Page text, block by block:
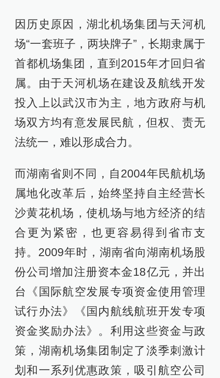
因历史原因，湖北机场集团与天河机
场“一套班子，两块牌子”，长期隶属于
首都机场集团，直到2015年才回归省
属。由于天河机场在建设及航线开发
投入上以武汉市为主，地方政府与机
场双方均有意发展民航，但权、责无
法统一，难以形成合力。
而湖南省则不同，自2004年民航机场
属地化改革后，始终坚持自主经营长
沙黄花机场，使机场与地方经济的结
合更为紧密，也更容易得到省市支
持。2009年时，湖南省向湖南机场股
份公司增加注册资本金18亿元，并出
台《国际航空发展专项资金使用管理
试行办法》《国内航线航班开发专项
资金奖励办法》。利用这些资金与政
策，湖南机场集团制定了淡季刺激计
划和一系列优惠政策，吸引航空公司